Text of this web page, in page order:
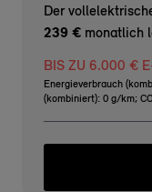
Der
239 € monatlich
BIS ZU 6.000 €
Energieverbrauch
(kombiniert): 0 g/km;